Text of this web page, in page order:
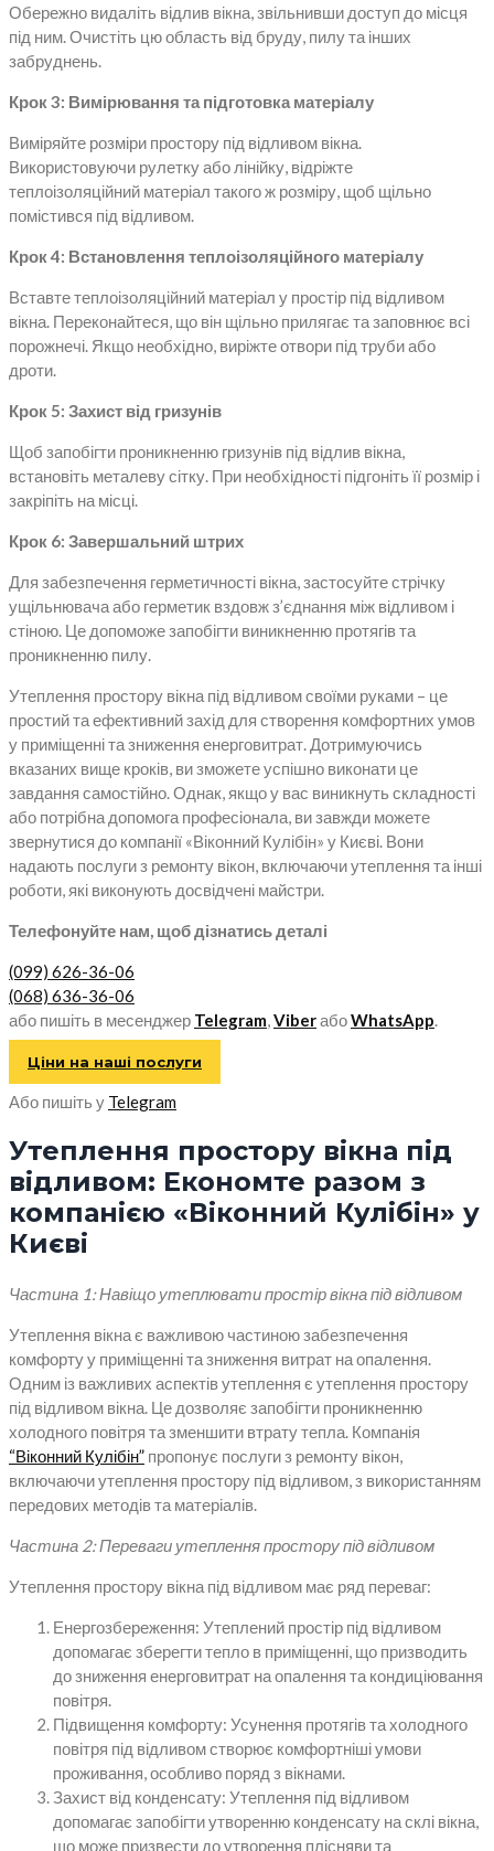
Обережно видаліть відлив вікна, звільнивши доступ до місця
під ним. Очистіть цю область від бруду, пилу та інших
забруднень.
Крок 3: Вимірювання та підготовка матеріалу
Виміряйте розміри простору під відливом вікна.
Використовуючи рулетку або лінійку, відріжте
теплоізоляційний матеріал такого ж розміру, щоб щільно
помістився під відливом.
Крок 4: Встановлення теплоізоляційного матеріалу
Вставте теплоізоляційний матеріал у простір під відливом
вікна. Переконайтеся, що він щільно прилягає та заповнює всі
порожнечі. Якщо необхідно, виріжте отвори під труби або
дроти.
Крок 5: Захист від гризунів
Щоб запобігти проникненню гризунів під відлив вікна,
встановіть металеву сітку. При необхідності підгоніть її розмір і
закріпіть на місці.
Крок 6: Завершальний штрих
Для забезпечення герметичності вікна, застосуйте стрічку
ущільнювача або герметик вздовж з’єднання між відливом і
стіною. Це допоможе запобігти виникненню протягів та
проникненню пилу.
Утеплення простору вікна під відливом своїми руками – це
простий та ефективний захід для створення комфортних умов
у приміщенні та зниження енерговитрат. Дотримуючись
вказаних вище кроків, ви зможете успішно виконати це
завдання самостійно. Однак, якщо у вас виникнуть складності
або потрібна допомога професіонала, ви завжди можете
звернутися до компанії «Віконний Кулібін» у Києві. Вони
надають послуги з ремонту вікон, включаючи утеплення та інші
роботи, які виконують досвідчені майстри.
Телефонуйте нам, щоб дізнатись деталі
(099) 626-36-06
(068) 636-36-06
або пишіть в месенджер Telegram,ViberабоWhatsApp.
Ціни на наші послуги
Або пишіть у Telegram
Утеплення простору вікна під
відливом: Економте разом з
компанією «Віконний Кулібін» у
Києві
Частина 1: Навіщо утеплювати простір вікна під відливом
Утеплення вікна є важливою частиною забезпечення
комфорту у приміщенні та зниження витрат на опалення.
Одним із важливих аспектів утеплення є утеплення простору
під відливом вікна. Це дозволяє запобігти проникненню
холодного повітря та зменшити втрату тепла. Компанія
“Віконний Кулібін” пропонує послуги з ремонту вікон,
включаючи утеплення простору під відливом, з використанням
передових методів та матеріалів.
Частина 2: Переваги утеплення простору під відливом
Утеплення простору вікна під відливом має ряд переваг:
Енергозбереження: Утеплений простір під відливом
допомагає зберегти тепло в приміщенні, що призводить
до зниження енерговитрат на опалення та кондиціювання
повітря.
Підвищення комфорту: Усунення протягів та холодного
повітря під відливом створює комфортніші умови
проживання, особливо поряд з вікнами.
Захист від конденсату: Утеплення під відливом
допомагає запобігти утворенню конденсату на склі вікна,
що може призвести до утворення плісняви та